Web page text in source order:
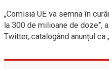
„Comisia UE va semna în
la 300 de milioane de doze”,
Twitter, catalogând anunțul ca